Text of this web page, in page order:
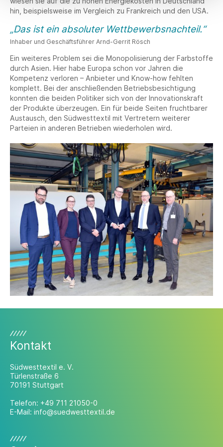
hin, beispielsweise im Vergleich zu Frankreich und den USA.
„Das ist ein absoluter Wettbewerbsnachteil.“
Inhaber und Geschäftsführer Arnd-Gerrit Rösch
Ein weiteres Problem sei die Monopolisierung der Farbstoffe
durch Asien. Hier habe Europa schon vor Jahren die
Kompetenz verloren – Anbieter und Know-how fehlten
komplett. Bei der anschließenden Betriebsbesichtigung
konnten die beiden Politiker sich von der Innovationskraft
der Produkte überzeugen. Ein für beide Seiten fruchtbarer
Austausch, den Südwesttextil mit Vertretern weiterer
Parteien in anderen Betrieben wiederholen wird.
Kontakt
Südwesttextil e. V.
Türlenstraße 6
70191 Stuttgart
Telefon: +49 711 21050-0
E-Mail: info@suedwesttextil.de